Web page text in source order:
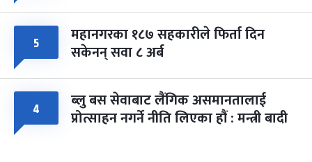
५ महानगरका १८७ सहकारीले फिर्ता दिन
सकेनन् सवा ८ अर्ब
४ ब्लु बस सेवाबाट लैंगिक असमानतालाई
प्रोत्साहन नगर्ने नीति लिएका हौं : मन्त्री बादी